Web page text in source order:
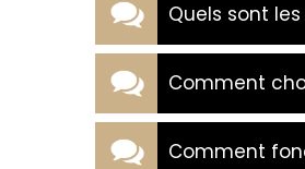
Quels sont
Comment
Comment